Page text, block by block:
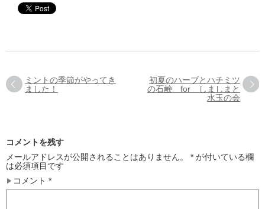
ミントの季節がやってき
ました！
初夏のハーブとハチミツ
の石鹸 for しましまと
水玉の会
コメントを残す
メールアドレスが公開されることはありません。
* が付いている欄
は必須項目です
コメント *